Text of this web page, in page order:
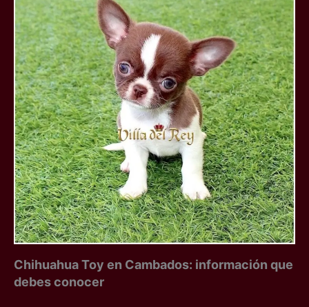
Chihuahua Toy en Cambados: información que
debes conocer